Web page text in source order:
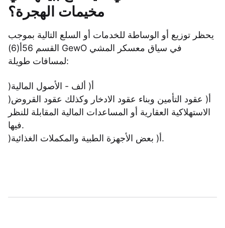
مخيمات الهجرة؟
يحظر توزيع أو الوساطة للخدمات أو السلع التالية بموجب
القسم 56أ(6) GewO في سياق معسكر المشي
لمسافات طويلة:
)أ( ألف - الأصول المالية
)أ( عقود التأمين وبناء عقود الادخار وكذلك عقود القروض
الاستهلاكية العقارية أو المساعدات المالية المقابلة للنظر
فيها.
)أ( بعض الأجهزة الطبية والمكملات الغذائية.